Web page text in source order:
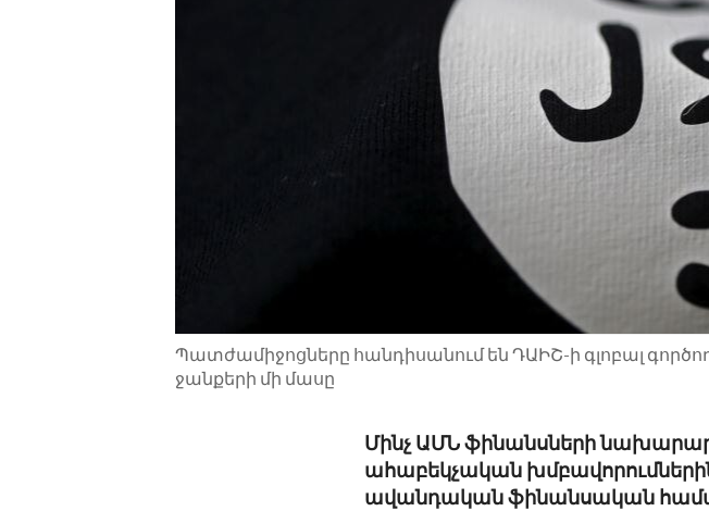
Պատժամիջոցները հանդիսանում են ԴԱԻՇ-ի գլոբալ
ջանքերի մի մասը
Մինչ ԱՄՆ ֆինանսների
ահաբեկչական
ավանդական ֆինանսական